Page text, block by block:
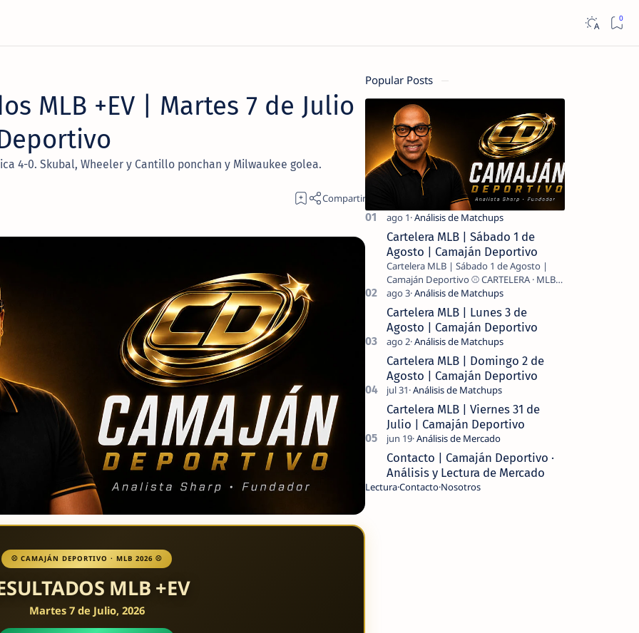
MLB +EV | Martes 7 de Julio
4-0. Skubal, Wheeler y Cantillo ponchan y Milwaukee golea.
⚾ CAMAJÁN DEPORTIVO · MLB 2026 ⚾
MLB +EV
Martes 7 de Julio, 2026
Popular Posts
Cartelera MLB | Sábado 1 de
Agosto | Camaján Deportivo
Cartelera MLB | Sábado 1 de Agosto |
Camaján Deportivo ⚾ CARTELERA · MLB
Cartelera MLB | Lunes 3 de
Agosto | Camaján Deportivo
Cartelera MLB | Domingo 2 de
Agosto | Camaján Deportivo
Cartelera MLB | Viernes 31 de
Julio | Camaján Deportivo
Contacto | Camaján Deportivo ·
Análisis y Lectura de Mercado
LecturaContactoNosotros